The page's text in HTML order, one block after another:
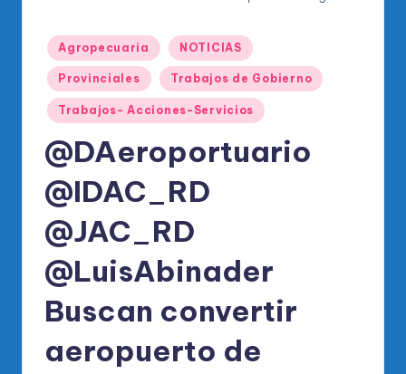
O
fi
ci
al
el
R
M
Publicado
en
Agropecuaria NOTICIAS
Provinciales Trabajos de Gobierno
Trabajos- Acciones-Servicios
@DAeroportuario
@IDAC_RD
@JAC_RD
@LuisAbinader
Buscan convertir
aeropuerto de